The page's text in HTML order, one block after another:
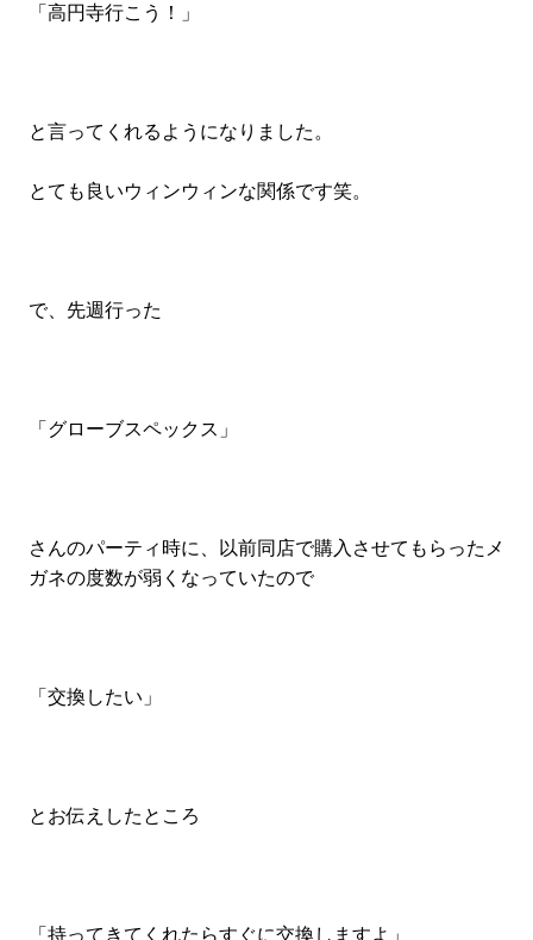
「高円寺行こう！」
と言ってくれるようになりました。
とても良いウィンウィンな関係です笑。
で、先週行った
「グローブスペックス」
さんのパーティ時に、以前同店で購入させてもらったメ
ガネの度数が弱くなっていたので
「交換したい」
とお伝えしたところ
「持ってきてくれたらすぐに交換しますよ」